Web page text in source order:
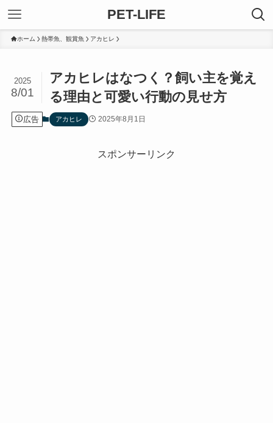
PET-LIFE
ホーム 熱帯魚、観賞魚 アカヒレ
アカヒレはなつく？飼い主を覚え
る理由と可愛い行動の見せ方
2025
8/01
広告 アカヒレ 2025年8月1日
スポンサーリンク